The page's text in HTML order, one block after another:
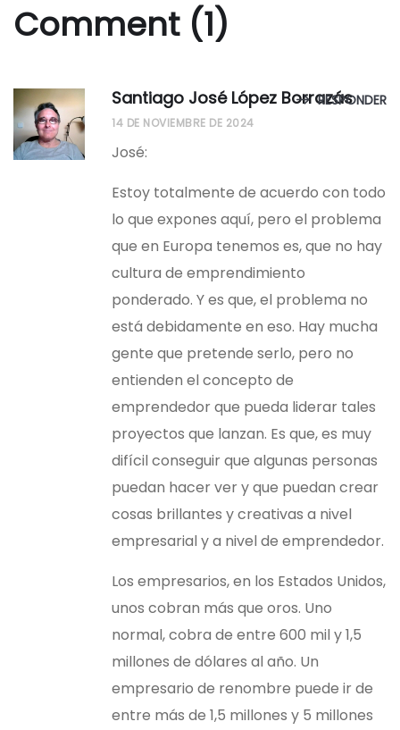
Comment (1)
Santiago José López Borrazás
14 DE NOVIEMBRE DE 2024
RESPONDER
José:
Estoy totalmente de acuerdo con todo
lo que expones aquí, pero el problema
que en Europa tenemos es, que no hay
cultura de emprendimiento
ponderado. Y es que, el problema no
está debidamente en eso. Hay mucha
gente que pretende serlo, pero no
entienden el concepto de
emprendedor que pueda liderar tales
proyectos que lanzan. Es que, es muy
difícil conseguir que algunas personas
puedan hacer ver y que puedan crear
cosas brillantes y creativas a nivel
empresarial y a nivel de emprendedor.
Los empresarios, en los Estados Unidos,
unos cobran más que oros. Uno
normal, cobra de entre 600 mil y 1,5
millones de dólares al año. Un
empresario de renombre puede ir de
entre más de 1,5 millones y 5 millones